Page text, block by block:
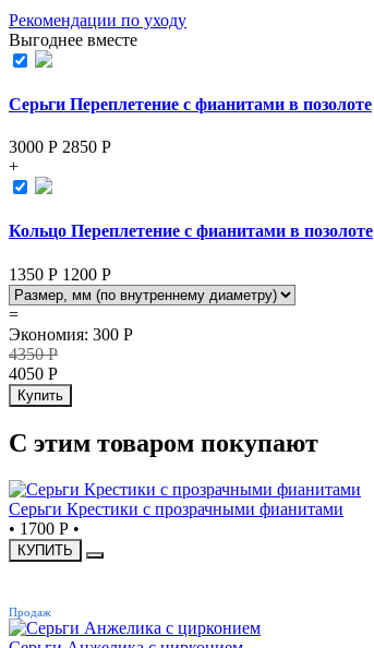
Рекомендации по уходу
Выгоднее вместе
Серьги Переплетение с фианитами в позолоте
3000 Р 2850 Р
+
Кольцо Переплетение с фианитами в позолоте
1350 Р 1200 Р
=
Экономия: 300 Р
4350Р
4050 Р
Купить
С этим товаром покупают
Серьги Крестики с прозрачными фианитами
• 1700 Р •
КУПИТЬ
Продаж